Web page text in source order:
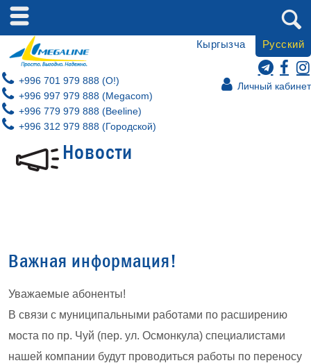
Личный кабинет
+996 701 979 888 (O!)
+996 997 979 888 (Megacom)
+996 779 979 888 (Beeline)
+996 312 979 888 (Городской)
Кыргызча Русский
Новости
Важная информация!
Уважаемые абоненты!
В связи с муниципальными работами по расширению
моста по пр. Чуй (пер. ул. Осмонкула) специалистами
нашей компании будут проводиться работы по переносу